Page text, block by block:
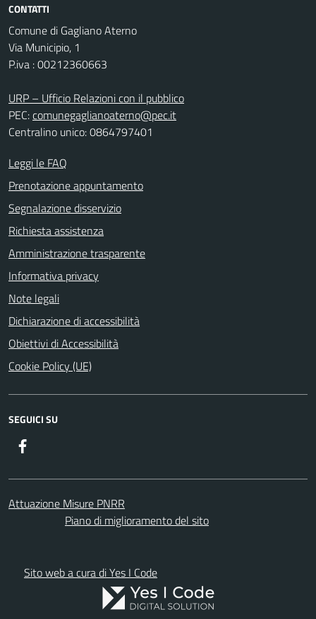
CONTATTI
Comune di Gagliano Aterno
Via Municipio, 1
P.iva : 00212360663
URP – Ufficio Relazioni con il pubblico
PEC:comunegaglianoaterno@pec.it
Centralino unico: 0864797401
Leggi le FAQ
Prenotazione appuntamento
Segnalazione disservizio
Richiesta assistenza
Amministrazione trasparente
Informativa privacy
Note legali
Dichiarazione di accessibilità
Obiettivi di Accessibilità
Cookie Policy (UE)
SEGUICI SU
Attuazione Misure PNRR
Piano di miglioramento del sito
Sito web a cura di Yes I Code